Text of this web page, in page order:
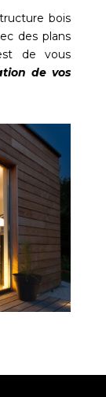
bois
des plans
de vous
de vos